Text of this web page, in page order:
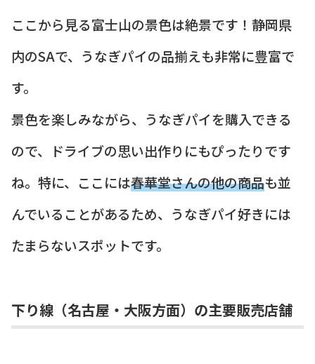
ここから見る富士山の景色は絶景です！静岡県
内のSAで、うなぎパイの品揃えも非常に豊富で
す。
景色を楽しみながら、うなぎパイを購入できる
ので、ドライブの思い出作りにもぴったりです
ね。特に、ここには春華堂さんの他の商品も並
んでいることがあるため、うなぎパイ好きには
たまらないスポットです。
下り線（名古屋・大阪方面）の主要販売店舗